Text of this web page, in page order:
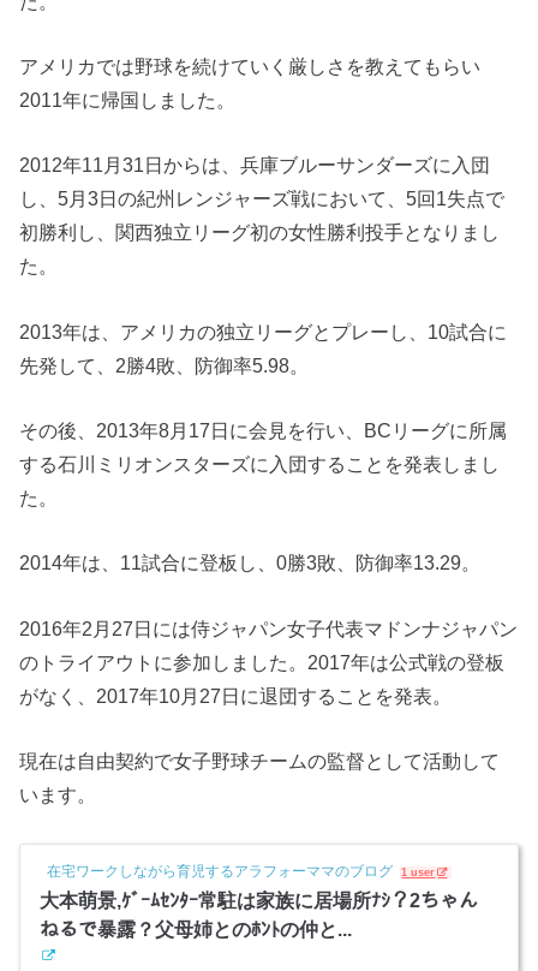
アメリカでは野球を続けていく厳しさを教えてもらい
2011年に帰国しました。
2012年11月31日からは、兵庫ブルーサンダーズに入団
し、5月3日の紀州レンジャーズ戦において、5回1失点で
初勝利し、関西独立リーグ初の女性勝利投手となりまし
た。
2013年は、アメリカの独立リーグとプレーし、10試合に
先発して、2勝4敗、防御率5.98。
その後、2013年8月17日に会見を行い、BCリーグに所属
する石川ミリオンスターズに入団することを発表しまし
た。
2014年は、11試合に登板し、0勝3敗、防御率13.29。
2016年2月27日には侍ジャパン女子代表マドンナジャパン
のトライアウトに参加しました。2017年は公式戦の登板
がなく、2017年10月27日に退団することを発表。
現在は自由契約で女子野球チームの監督として活動して
います。
在宅ワークしながら育児するアラフォーママのブログ 1 user
大本萌景,ｹﾞｰﾑｾﾝﾀｰ常駐は家族に居場所ﾅｼ？2ちゃん
ねるで暴露？父母姉とのﾎﾝﾄの仲と...